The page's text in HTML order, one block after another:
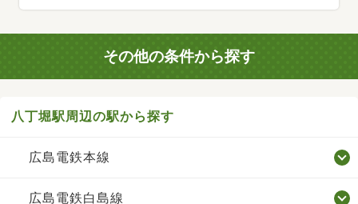
その他の条件から探す
八丁堀駅周辺の駅から探す
広島電鉄本線
広島電鉄白島線